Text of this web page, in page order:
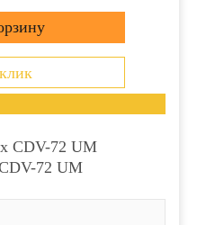
72 UM